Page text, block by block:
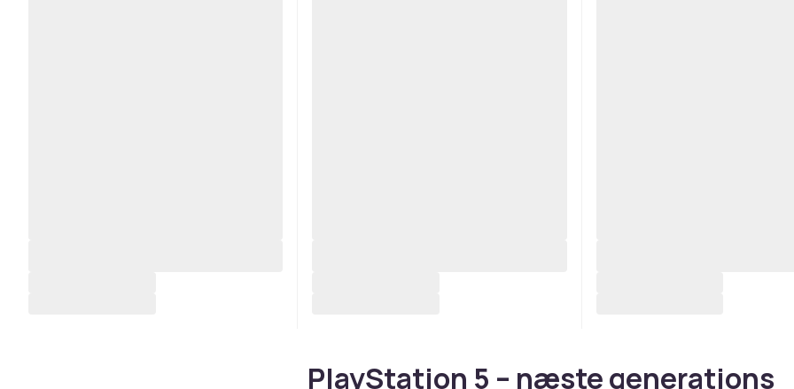
PlayStation 5 – næste generations